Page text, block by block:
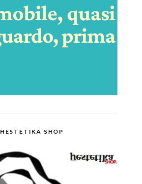
HESTETIKA SHOP